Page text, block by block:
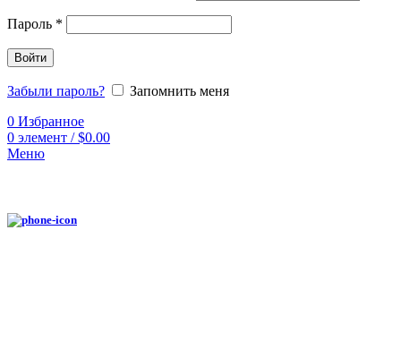
Пароль *
Войти
Забыли пароль?
Запомнить меня
0 Избранное
0 элемент / $0.00
Меню